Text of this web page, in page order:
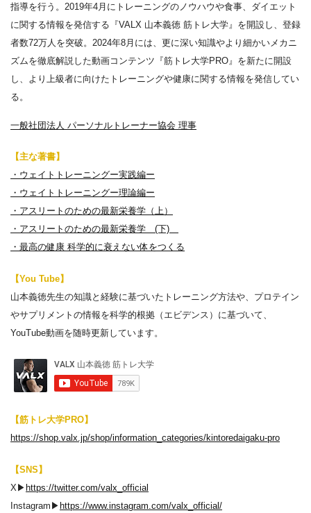
指導を行う。2019年4月にトレーニングのノウハウや食事、ダイエット
に関する情報を発信する『VALX 山本義徳 筋トレ大学』を開設し、登録
者数72万人を突破。2024年8月には、更に深い知識やより細かいメカニ
ズムを徹底解説した動画コンテンツ『筋トレ大学PRO』を新たに開設
し、より上級者に向けたトレーニングや健康に関する情報を発信してい
る。
一般社団法人 パーソナルトレーナー協会 理事
【主な著書】
・ウェイトトレーニングー実践編ー
・ウェイトトレーニングー理論編ー
・アスリートのための最新栄養学（上）
・アスリートのための最新栄養学 (下)
・最高の健康 科学的に衰えない体をつくる
【You Tube】
山本義徳先生の知識と経験に基づいたトレーニング方法や、プロテイン
やサプリメントの情報を科学的根拠（エビデンス）に基づいて、
YouTube動画を随時更新しています。
【筋トレ大学PRO】
https://shop.valx.jp/shop/information_categories/kintoredaigaku-pro
【SNS】
X▶︎ https://twitter.com/valx_official
Instagram▶︎ https://www.instagram.com/valx_official/